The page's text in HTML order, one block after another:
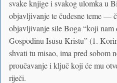
svake knjige i svakog ulomka u
objavljivanje te čudesne teme —
objavljivanje sile Boga “koji nam
Gospodinu Isusu Kristu” (1.
shvati tu misao, ima pred sobom
proučavanje i ključ koji će mu
riječi.